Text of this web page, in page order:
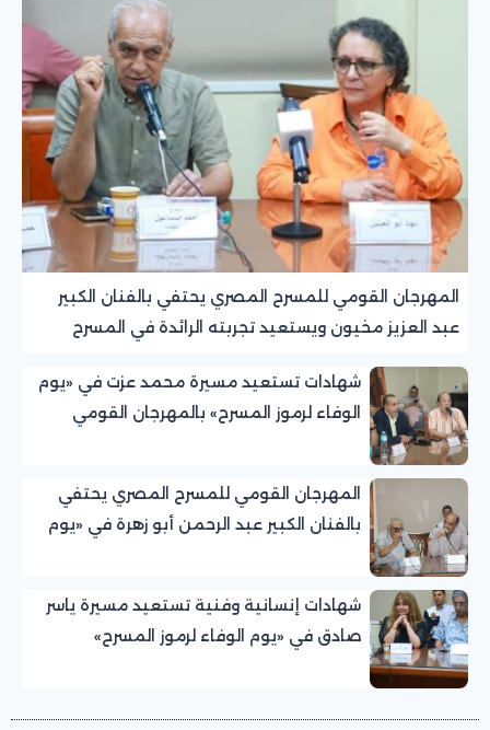
المهرجان القومي للمسرح المصري يحتفي بالفنان الكبير
عبد العزيز مخيون ويستعيد تجربته الرائدة في المسرح
شهادات تستعيد مسيرة محمد عزت في «يوم
الوفاء لرموز المسرح» بالمهرجان القومي
المهرجان القومي للمسرح المصري يحتفي
بالفنان الكبير عبد الرحمن أبو زهرة في «يوم
شهادات إنسانية وفنية تستعيد مسيرة ياسر
صادق في «يوم الوفاء لرموز المسرح»